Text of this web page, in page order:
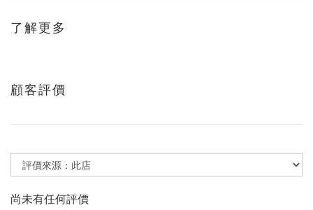
了解更多
顧客評價
尚未有任何評價